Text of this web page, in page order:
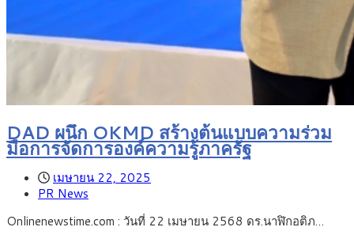
DAD ผนึก OKMD สร้างต้นแบบความร่วม
มือการจัดการองค์ความรู้ภาครัฐ
เมษายน 22, 2025
PR News
Onlinenewstime.com : วันที่ 22 เมษายน 2568 ดร.นาฬิกอติภ…